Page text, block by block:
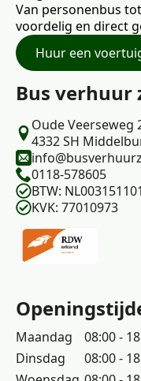
Van personenbus
voordelig en direct
Huur een
Bus verhuur
Oude Veerseweg
4332 SH
0118-578605
BTW:
KVK: 77010973
Maandag
Dinsdag
08:00 -
08:00 -